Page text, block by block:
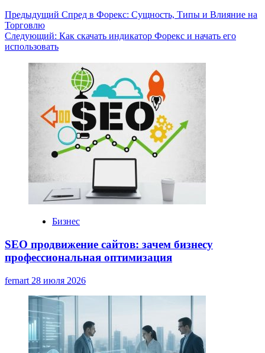
Навигация
записи
Предыдущий Спред в Форекс: Сущность, Типы и Влияние на
Торговлю
Следующий: Как скачать индикатор Форекс и начать его
использовать
Бизнес
SEO продвижение сайтов: зачем бизнесу
профессиональная оптимизация
fernart 28 июля 2026